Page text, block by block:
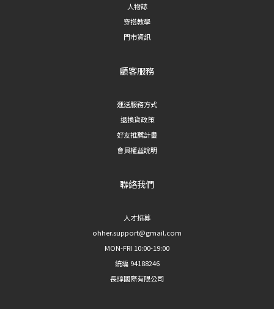
人物誌
穿搭教學
門市資訊
顧客服務
運送服務方式
退換貨政策
好友推薦計畫
會員權益說明
聯絡我們
人才招募
ohher.support@gmail.com
MON-FRI 10:00-19:00
統編 94188246
長諄國際有限公司